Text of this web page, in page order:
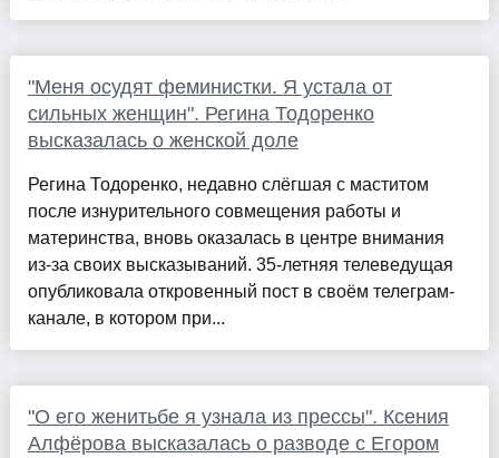
"Меня осудят феминистки. Я устала от
сильных женщин". Регина Тодоренко
высказалась о женской доле
Регина Тодоренко, недавно слёгшая с маститом
после изнурительного совмещения работы и
материнства, вновь оказалась в центре внимания
из-за своих высказываний. 35-летняя телеведущая
опубликовала откровенный пост в своём телеграм-
канале, в котором при...
"О его женитьбе я узнала из прессы". Ксения
Алфёрова высказалась о разводе с Егором